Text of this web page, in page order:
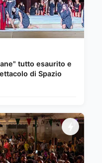
tutto esaurito e
di Spazio